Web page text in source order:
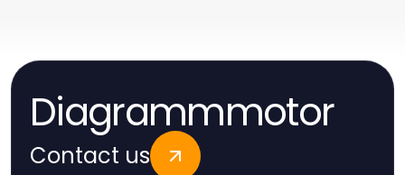
Diagrammmotor
Contact us